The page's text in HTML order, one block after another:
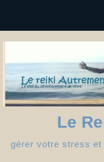
Le
gérer votre stress